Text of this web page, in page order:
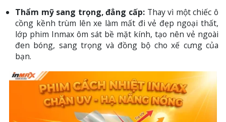
Thẩm mỹ sang trọng, đẳng cấp: Thay vì một chiếc ô
cồng kềnh trùm lên xe làm mất đi vẻ đẹp ngoại thất,
lớp phim Inmax ôm sát bề mặt kính, tạo nên vẻ ngoài
đen bóng, sang trọng và đồng bộ cho xế cưng của
bạn.